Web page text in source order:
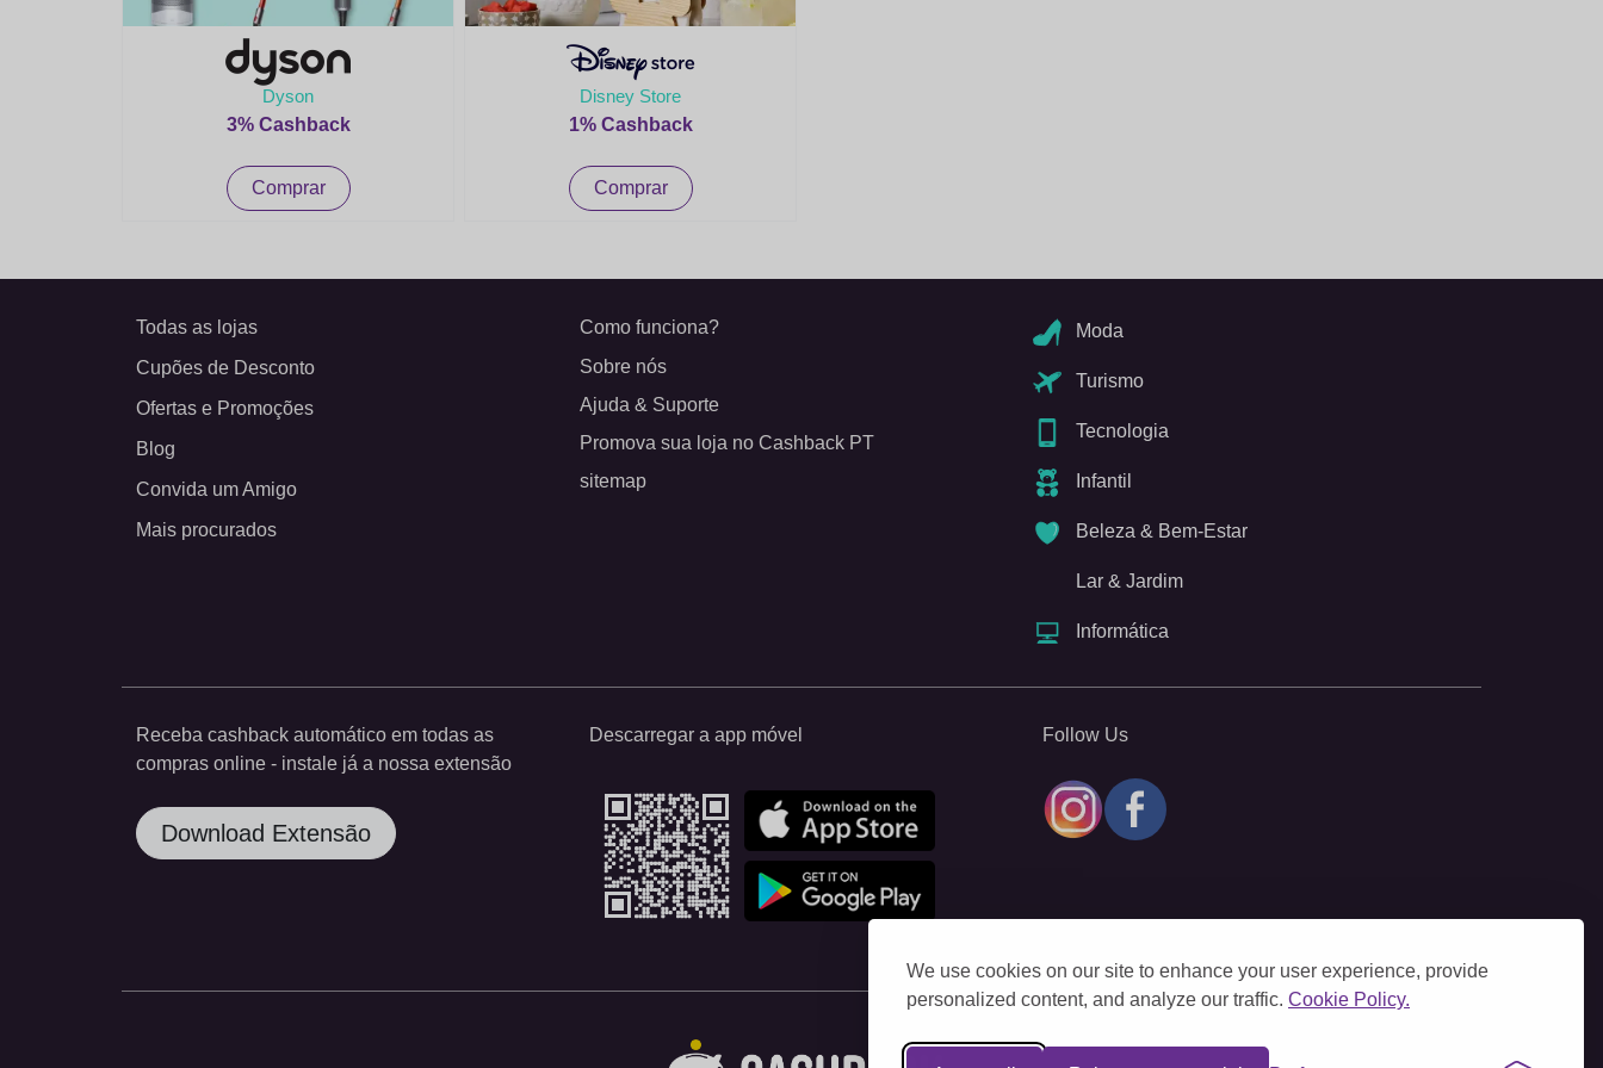
We use cookies on our site to enhance your user experience, provide
personalized content, and analyze our traffic. Cookie Policy.
Dyson
3% Cashback
Comprar
Disney Store
1% Cashback
Comprar
Todas as lojas
Cupões de Desconto
Ofertas e Promoções
Blog
Convida um Amigo
Mais procurados
Como funciona?
Sobre nós
Ajuda & Suporte
Promova sua loja no Cashback PT
sitemap
Moda
Turismo
Tecnologia
Infantil
Beleza & Bem-Estar
Lar & Jardim
Informática
Receba cashback automático em todas as
compras online - instale já a nossa extensão
Download Extensão
Descarregar a app móvel Follow Us